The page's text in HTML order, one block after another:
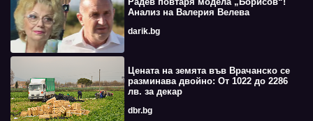
Анализ на Валерия Велева
darik.bg
Цената на земята във Врачанско се
разминава двойно: От 1022 до 2286
лв. за декар
dbr.bg